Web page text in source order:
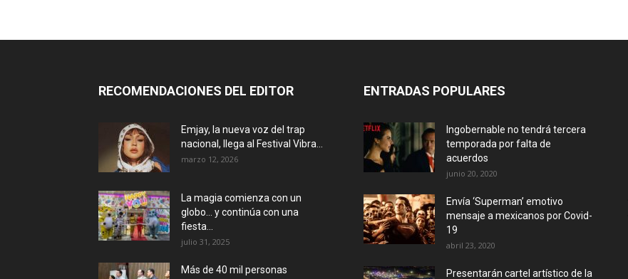
RECOMENDACIONES DEL EDITOR
Emjay, la nueva voz del trap
nacional, llega al Festival Vibra...
marzo 12, 2026
La magia comienza con un
globo… y continúa con una
fiesta...
julio 31, 2025
Más de 40 mil personas
ENTRADAS POPULARES
Ingobernable no tendrá tercera
temporada por falta de
acuerdos
junio 20, 2020
Envía ‘Superman’ emotivo
mensaje a mexicanos por Covid-
19
abril 23, 2020
Presentarán cartel artístico de la